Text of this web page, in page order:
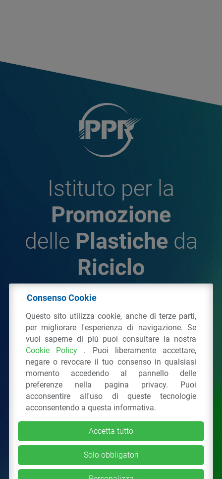
Istituto per la
Promozione
delle Plastiche da
Riciclo
Plastiche da Riciclo
C.F. 97381090154
Via San Vittore 36 20123Milano (MI)
Tel.: 02 43928225.
Tutti i diritti riservati Privacy Policy &Cookie
Consenso Cookie
Questo sito utilizza cookie, anche di terze parti,
per migliorare l'esperienza di navigazione. Se
vuoi saperne di più puoi consultare la nostra
Cookie Policy . Puoi liberamente accettare,
negare o revocare il tuo consenso in qualsiasi
momento accedendo al pannello delle
preferenze nella pagina privacy. Puoi
acconsentire all'uso di queste tecnologie
acconsentendo a questa informativa.
Accetta tutto
Solo obbligatori